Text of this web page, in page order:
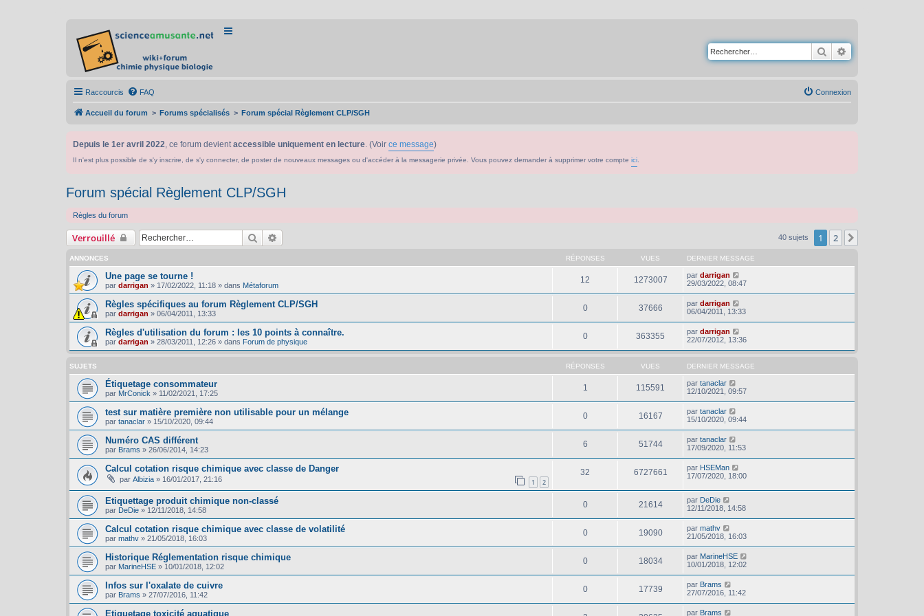
Rechercher
Raccourcis FAQ Connexion
Accueil du forum Forums spécialisés Forum spécial Règlement CLP/SGH
Depuis le 1er avril 2022, ce forum devientaccessible uniquement en lecture. (Voir ce message)
Il n'est plus possible de s'y inscrire, de s'y connecter, de poster de nouveaux messages ou d'accéder à la messagerie privée. Vous pouvez demander à supprimer votre compte ici
Forum spécial Règlement CLP/SGH
Règles du forum
Verrouillé Rechercher 40 sujets 1 2
ANNONCES RÉPONSES VUES DERNIER MESSAGE
Une page se tourne !
par darrigan » 17/02/2022, 11:18 » dans Métaforum
12 1273007 par darrigan
29/03/2022, 08:47
Règles spécifiques au forum Règlement CLP/SGH
par darrigan » 06/04/2011, 13:33
0 37666 par darrigan
06/04/2011, 13:33
Règles d'utilisation du forum : les 10 points à connaître.
par darrigan » 28/03/2011, 12:26 » dans Forum de physique
0 363355 par darrigan
22/07/2012, 13:36
SUJETS RÉPONSES VUES DERNIER MESSAGE
Étiquetage consommateur
par MrConick » 11/02/2021, 17:25
1 115591 par tanaclar
12/10/2021, 09:57
test sur matière première non utilisable pour un mélange
par tanaclar » 15/10/2020, 09:44
0 16167 par tanaclar
15/10/2020, 09:44
Numéro CAS différent
par Brams » 26/06/2014, 14:23
6 51744 par tanaclar
17/09/2020, 11:53
Calcul cotation risque chimique avec classe de Danger
par Albizia » 16/01/2017, 21:16 1 2
32 6727661 par HSEMan
17/07/2020, 18:00
Etiquettage produit chimique non-classé
par DeDie » 12/11/2018, 14:58
0 21614 par DeDie
12/11/2018, 14:58
Calcul cotation risque chimique avec classe de volatilité
par mathv » 21/05/2018, 16:03
0 19090 par mathv
21/05/2018, 16:03
Historique Réglementation risque chimique
par MarineHSE » 10/01/2018, 12:02
0 18034 par MarineHSE
10/01/2018, 12:02
Infos sur l'oxalate de cuivre
par Brams » 27/07/2016, 11:42
0 17739 par Brams
27/07/2016, 11:42
Etiquetage toxicité aquatique par Brams